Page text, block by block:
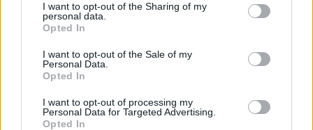
I want to opt-out of the Sharing of my
personal data.
Opted In
I want to opt-out of the Sale of my
Personal Data.
Opted In
I want to opt-out of processing my
Personal Data for Targeted Advertising.
Opted In